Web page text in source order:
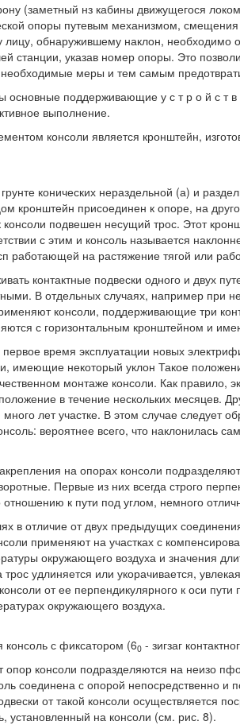
(заметный нз кабины движущегося
опоры путевым механизмом, смещения
лицу, обнаружившему наклон, необходимо
станции, указав номер опоры. Это
меры и тем самым
поддерживающие у с т р о й с т в
выполнение.
консоли является кронштейн,
конических нераздельной (а) и
кронштейн присоединен к опоре, на
консоли подвешен несущий трос. Этот
с этим и консоль называется
работающей на растяжение тягой или
контактные подвески одного и двух
В отдельных случаях, например при
консоли, поддерживающие три
с горизонтальным кронштейном и
первое время эксплуатации новых
имеющие некоторый уклон Такое
монтаже консоли. Как правило,
в течение нескольких месяцев.
лет участке. В этом случае следует
вероятнее всего, что наклонилась
на опорах консоли
Первые из них всегда строго
отношению к пути под углом, немного
в отличие от двух предыдущих
применяют на участках с
окружающего воздуха и значения
трос удлиняется или укорачивается,
от ее перпендикулярного к оси
окружающего воздуха.
с фиксатором (60 - зигзаг
опор консоли подразделяются на неизо
соединена с опорой непосредственно и
от такой консоли осуществляется
установленный на консоли (см. рис. 8).